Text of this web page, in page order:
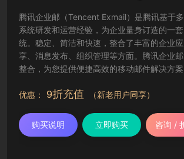
腾讯企业邮（Tencent Exmail）是腾讯基于
系统研发和运营经验，为企业量身订造的一
统。稳定、简洁和快速，整合了丰富的企业
享、消息发布、组织管理等方面。腾讯企业
整合，为您提供便捷高效的移动邮件解决方案
优惠： 9折充值 （新老用户同享）
购买说明 立即购买 咨询 /